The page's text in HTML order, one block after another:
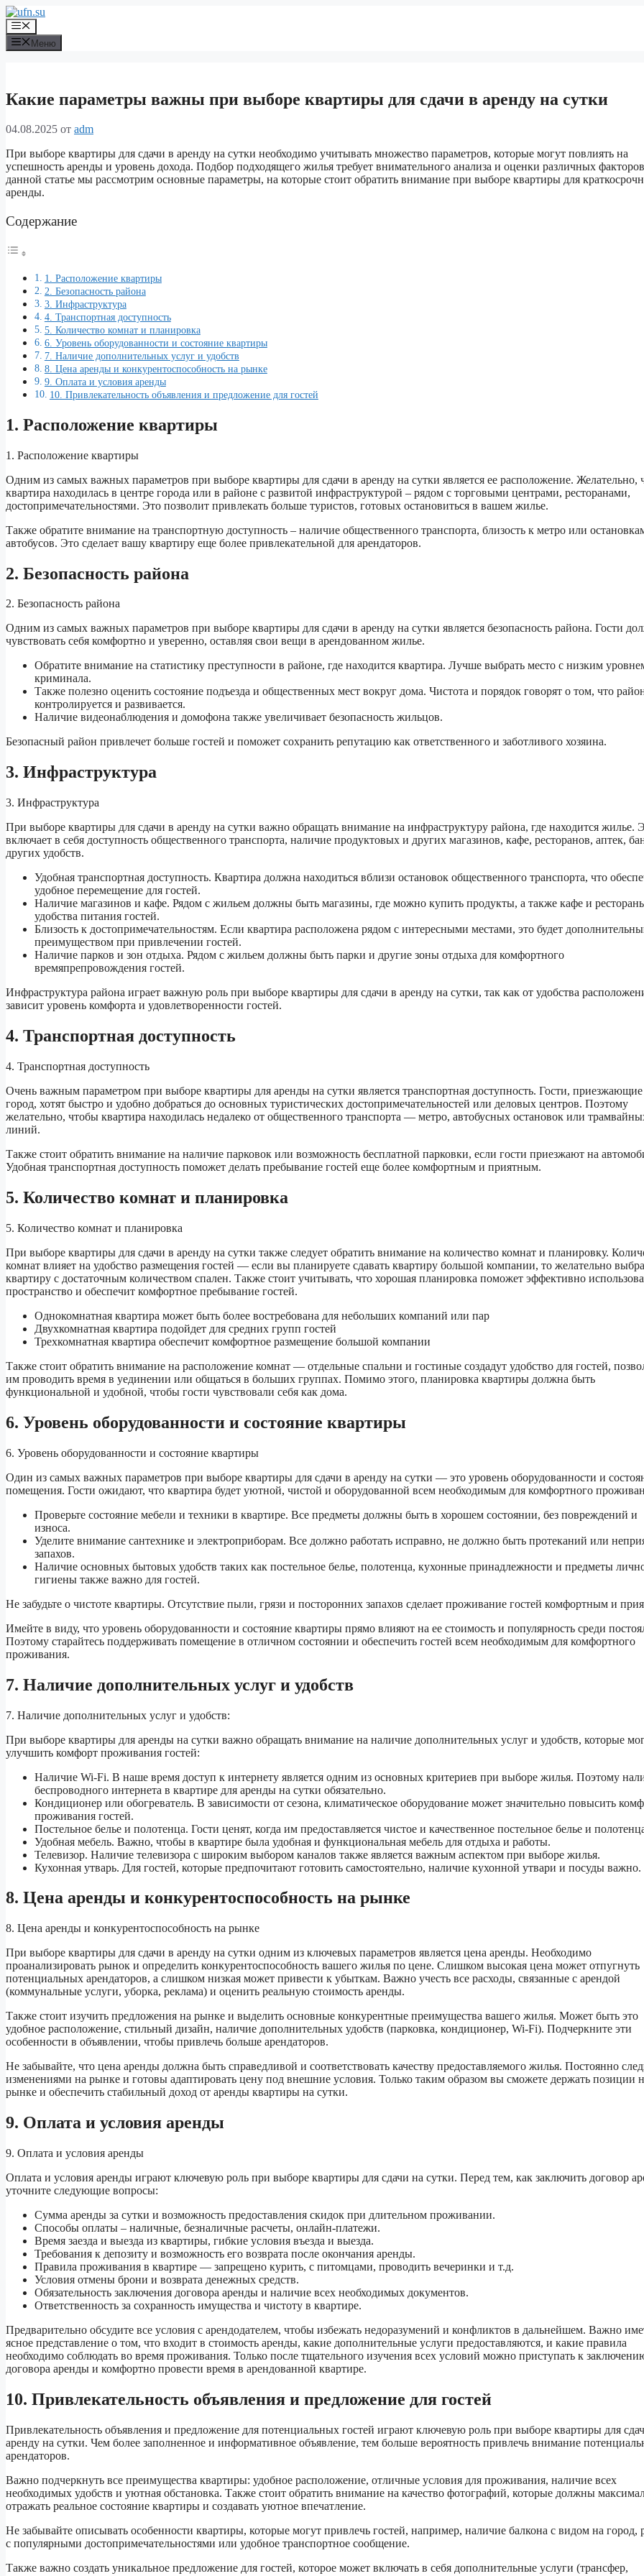
Перейти
к
содержимому
Меню
Меню
Какие параметры важны при выборе квартиры для сдачи в аренду на сутки
04.08.2025 от adm
При выборе квартиры для сдачи в аренду на сутки необходимо учитывать множество параметров, которые могут повлиять на
успешность аренды и уровень дохода. Подбор подходящего жилья требует внимательного анализа и оценки различных
данной статье мы рассмотрим основные параметры, на которые стоит обратить внимание при выборе квартиры для
аренды.
Содержание
1. Расположение квартиры
2. Безопасность района
3. Инфраструктура
4. Транспортная доступность
5. Количество комнат и планировка
6. Уровень оборудованности и состояние квартиры
7. Наличие дополнительных услуг и удобств
8. Цена аренды и конкурентоспособность на рынке
9. Оплата и условия аренды
10. Привлекательность объявления и предложение для гостей
1. Расположение квартиры
1. Расположение квартиры
Одним из самых важных параметров при выборе квартиры для сдачи в аренду на сутки является ее расположение. Желательно,
квартира находилась в центре города или в районе с развитой инфраструктурой – рядом с торговыми центрами, ресторанами,
достопримечательностями. Это позволит привлекать больше туристов, готовых остановиться в вашем жилье.
Также обратите внимание на транспортную доступность – наличие общественного транспорта, близость к метро или
автобусов. Это сделает вашу квартиру еще более привлекательной для арендаторов.
2. Безопасность района
2. Безопасность района
Одним из самых важных параметров при выборе квартиры для сдачи в аренду на сутки является безопасность района. Гости
чувствовать себя комфортно и уверенно, оставляя свои вещи в арендованном жилье.
Обратите внимание на статистику преступности в районе, где находится квартира. Лучше выбрать место с низким
криминала.
Также полезно оценить состояние подъезда и общественных мест вокруг дома. Чистота и порядок говорят о том, что
контролируется и развивается.
Наличие видеонаблюдения и домофона также увеличивает безопасность жильцов.
Безопасный район привлечет больше гостей и поможет сохранить репутацию как ответственного и заботливого хозяина.
3. Инфраструктура
3. Инфраструктура
При выборе квартиры для сдачи в аренду на сутки важно обращать внимание на инфраструктуру района, где находится жилье.
включает в себя доступность общественного транспорта, наличие продуктовых и других магазинов, кафе, ресторанов, аптек,
других удобств.
Удобная транспортная доступность. Квартира должна находиться вблизи остановок общественного транспорта, что
удобное перемещение для гостей.
Наличие магазинов и кафе. Рядом с жильем должны быть магазины, где можно купить продукты, а также кафе и
удобства питания гостей.
Близость к достопримечательностям. Если квартира расположена рядом с интересными местами, это будет
преимуществом при привлечении гостей.
Наличие парков и зон отдыха. Рядом с жильем должны быть парки и другие зоны отдыха для комфортного
времяпрепровождения гостей.
Инфраструктура района играет важную роль при выборе квартиры для сдачи в аренду на сутки, так как от удобства
зависит уровень комфорта и удовлетворенности гостей.
4. Транспортная доступность
4. Транспортная доступность
Очень важным параметром при выборе квартиры для аренды на сутки является транспортная доступность. Гости, приезжающие
город, хотят быстро и удобно добраться до основных туристических достопримечательностей или деловых центров. Поэтому
желательно, чтобы квартира находилась недалеко от общественного транспорта — метро, автобусных остановок или
линий.
Также стоит обратить внимание на наличие парковок или возможность бесплатной парковки, если гости приезжают на
Удобная транспортная доступность поможет делать пребывание гостей еще более комфортным и приятным.
5. Количество комнат и планировка
5. Количество комнат и планировка
При выборе квартиры для сдачи в аренду на сутки также следует обратить внимание на количество комнат и планировку.
комнат влияет на удобство размещения гостей — если вы планируете сдавать квартиру большой компании, то желательно
квартиру с достаточным количеством спален. Также стоит учитывать, что хорошая планировка поможет эффективно
пространство и обеспечит комфортное пребывание гостей.
Однокомнатная квартира может быть более востребована для небольших компаний или пар
Двухкомнатная квартира подойдет для средних групп гостей
Трехкомнатная квартира обеспечит комфортное размещение большой компании
Также стоит обратить внимание на расположение комнат — отдельные спальни и гостиные создадут удобство для гостей,
им проводить время в уединении или общаться в больших группах. Помимо этого, планировка квартиры должна быть
функциональной и удобной, чтобы гости чувствовали себя как дома.
6. Уровень оборудованности и состояние квартиры
6. Уровень оборудованности и состояние квартиры
Один из самых важных параметров при выборе квартиры для сдачи в аренду на сутки — это уровень оборудованности и
помещения. Гости ожидают, что квартира будет уютной, чистой и оборудованной всем необходимым для комфортного
Проверьте состояние мебели и техники в квартире. Все предметы должны быть в хорошем состоянии, без повреждений и
износа.
Уделите внимание сантехнике и электроприборам. Все должно работать исправно, не должно быть протеканий или
запахов.
Наличие основных бытовых удобств таких как постельное белье, полотенца, кухонные принадлежности и предметы
гигиены также важно для гостей.
Не забудьте о чистоте квартиры. Отсутствие пыли, грязи и посторонних запахов сделает проживание гостей комфортным и
Имейте в виду, что уровень оборудованности и состояние квартиры прямо влияют на ее стоимость и популярность среди
Поэтому старайтесь поддерживать помещение в отличном состоянии и обеспечить гостей всем необходимым для комфортного
проживания.
7. Наличие дополнительных услуг и удобств
7. Наличие дополнительных услуг и удобств:
При выборе квартиры для аренды на сутки важно обращать внимание на наличие дополнительных услуг и удобств, которые
улучшить комфорт проживания гостей:
Наличие Wi-Fi. В наше время доступ к интернету является одним из основных критериев при выборе жилья. Поэтому
беспроводного интернета в квартире для аренды на сутки обязательно.
Кондиционер или обогреватель. В зависимости от сезона, климатическое оборудование может значительно повысить
проживания гостей.
Постельное белье и полотенца. Гости ценят, когда им предоставляется чистое и качественное постельное белье и
Удобная мебель. Важно, чтобы в квартире была удобная и функциональная мебель для отдыха и работы.
Телевизор. Наличие телевизора с широким выбором каналов также является важным аспектом при выборе жилья.
Кухонная утварь. Для гостей, которые предпочитают готовить самостоятельно, наличие кухонной утвари и посуды важно.
8. Цена аренды и конкурентоспособность на рынке
8. Цена аренды и конкурентоспособность на рынке
При выборе квартиры для сдачи в аренду на сутки одним из ключевых параметров является цена аренды. Необходимо
проанализировать рынок и определить конкурентоспособность вашего жилья по цене. Слишком высокая цена может отпугнуть
потенциальных арендаторов, а слишком низкая может привести к убыткам. Важно учесть все расходы, связанные с арендой
(коммунальные услуги, уборка, реклама) и оценить реальную стоимость аренды.
Также стоит изучить предложения на рынке и выделить основные конкурентные преимущества вашего жилья. Может быть это
удобное расположение, стильный дизайн, наличие дополнительных удобств (парковка, кондиционер, Wi-Fi). Подчеркните эти
особенности в объявлении, чтобы привлечь больше арендаторов.
Не забывайте, что цена аренды должна быть справедливой и соответствовать качеству предоставляемого жилья. Постоянно
изменениями на рынке и готовы адаптировать цену под внешние условия. Только таким образом вы сможете держать позиции
рынке и обеспечить стабильный доход от аренды квартиры на сутки.
9. Оплата и условия аренды
9. Оплата и условия аренды
Оплата и условия аренды играют ключевую роль при выборе квартиры для сдачи на сутки. Перед тем, как заключить договор
уточните следующие вопросы:
Сумма аренды за сутки и возможность предоставления скидок при длительном проживании.
Способы оплаты – наличные, безналичные расчеты, онлайн-платежи.
Время заезда и выезда из квартиры, гибкие условия въезда и выезда.
Требования к депозиту и возможность его возврата после окончания аренды.
Правила проживания в квартире — запрещено курить, с питомцами, проводить вечеринки и т.д.
Условия отмены брони и возврата денежных средств.
Обязательность заключения договора аренды и наличие всех необходимых документов.
Ответственность за сохранность имущества и чистоту в квартире.
Предварительно обсудите все условия с арендодателем, чтобы избежать недоразумений и конфликтов в дальнейшем. Важно
ясное представление о том, что входит в стоимость аренды, какие дополнительные услуги предоставляются, и какие правила
необходимо соблюдать во время проживания. Только после тщательного изучения всех условий можно приступать к
договора аренды и комфортно провести время в арендованной квартире.
10. Привлекательность объявления и предложение для гостей
Привлекательность объявления и предложение для потенциальных гостей играют ключевую роль при выборе квартиры для
аренду на сутки. Чем более заполненное и информативное объявление, тем больше вероятность привлечь внимание
арендаторов.
Важно подчеркнуть все преимущества квартиры: удобное расположение, отличные условия для проживания, наличие всех
необходимых удобств и уютная обстановка. Также стоит обратить внимание на качество фотографий, которые должны
отражать реальное состояние квартиры и создавать уютное впечатление.
Не забывайте описывать особенности квартиры, которые могут привлечь гостей, например, наличие балкона с видом на город,
с популярными достопримечательностями или удобное транспортное сообщение.
Также важно создать уникальное предложение для гостей, которое может включать в себя дополнительные услуги (трансфер,